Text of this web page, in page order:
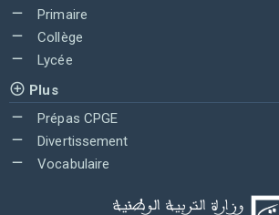
Primaire
Collège
Lycée
Plus
Prépas CPGE
Divertissement
Vocabulaire